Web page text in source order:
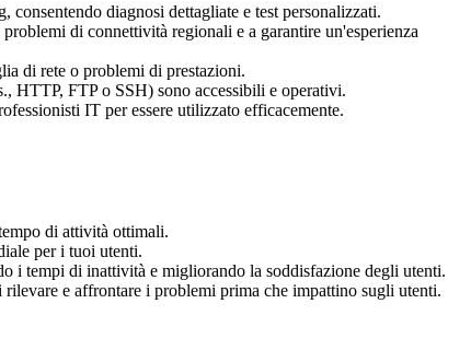
consentendo diagnosi dettagliate e test personalizzati.
di connettività regionali e a garantire un'esperienza
di rete o problemi di prestazioni.
HTTP, FTP o SSH) sono accessibili e operativi.
IT per essere utilizzato efficacemente.
di attività ottimali.
per i tuoi utenti.
i tempi di inattività e migliorando la soddisfazione degli utenti.
e affrontare i problemi prima che impattino sugli utenti.